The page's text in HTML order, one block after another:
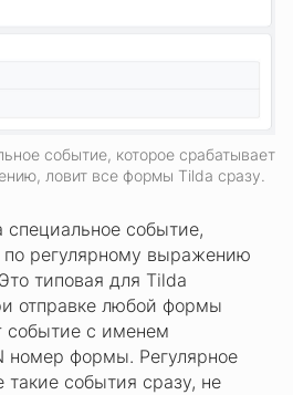
событие, которое срабатывает
ловит все формы Tilda сразу.
специальное событие,
по регулярному выражению
типовая для Tilda
отправке любой формы
событие с именем
номер формы. Регулярное
события сразу, не